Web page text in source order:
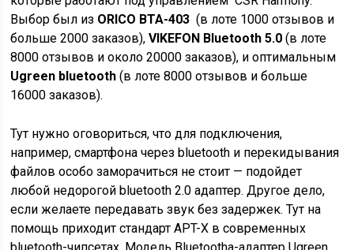
Выбор был из ORICO BTA-403 (в лоте 1000 отзывов и
больше 2000 заказов),VIKEFON Bluetooth 5.0 (в лоте
8000 отзывов и около 20000 заказов), и оптимальным
Ugreen bluetooth (в лоте 8000 отзывов и больше
16000 заказов).
Тут нужно оговориться, что для подключения,
например, смартфона через bluetooth и перекидывания
файлов особо заморачиться не стоит — подойдет
любой недорогой bluetooth 2.0 адаптер. Другое дело,
если желаете передавать звук без задержек. Тут на
помощь приходит стандарт APT-X в современных